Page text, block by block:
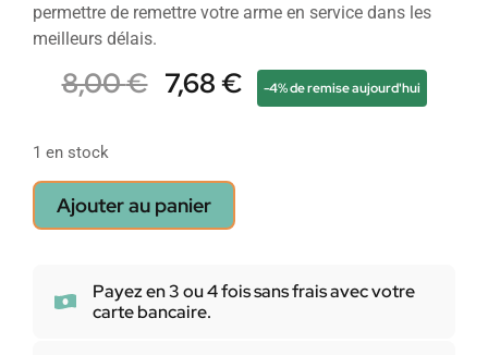
permettre de remettre votre arme en service dans les
meilleurs délais.
8,00€ 7,68€ -4% de remise aujourd'hui
1 en stock
Ajouter au panier
Payez en 3 ou 4 fois sans frais avec votre
carte bancaire.